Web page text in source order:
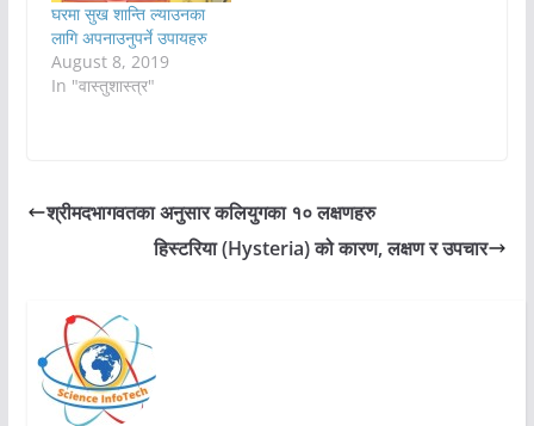
घरमा सुख शान्ति ल्याउनका
लागि अपनाउनुपर्ने उपायहरु
August 8, 2019
In "वास्तुशास्त्र"
श्रीमदभागवतका अनुसार कलियुगका १० लक्षणहरु
हिस्टरिया (Hysteria) को कारण, लक्षण र उपचार